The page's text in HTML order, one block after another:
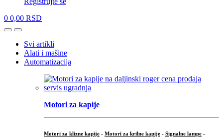
0 0,00 RSD
OpenClose
Svi artikli
Alati i mašine
Automatizacija
Motori za kapije
Motori za klizne kapije - Motori za krilne kapije - Signalne lampe -